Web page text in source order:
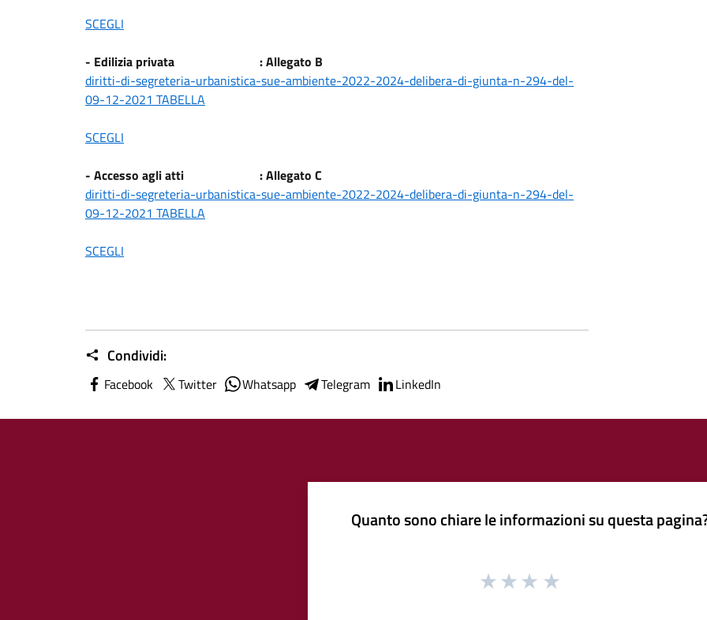
SCEGLI
- Edilizia privata : Allegato B
diritti-di-segreteria-urbanistica-sue-ambiente-2022-2024-delibera-di-giunta-n-294-del-
09-12-2021 TABELLA
SCEGLI
- Accesso agli atti : Allegato C
diritti-di-segreteria-urbanistica-sue-ambiente-2022-2024-delibera-di-giunta-n-294-del-
09-12-2021 TABELLA
SCEGLI
Condividi:
Facebook Twitter Whatsapp Telegram LinkedIn
Quanto sono chiare le informazioni su questa